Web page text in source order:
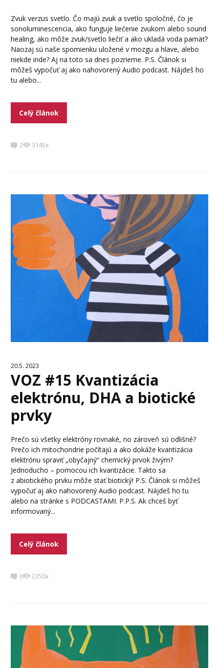
Zvuk verzus svetlo. Čo majú zvuk a svetlo spoločné, čo je
sonoluminescencia, ako funguje liečenie zvukom alebo sound
healing, ako môže zvuk/svetlo liečiť a ako ukladá voda pamäť?
Naozaj sú naše spomienku uložené v mozgu a hlave, alebo
niekde inde? Aj na toto sa dnes pozrieme. P.S. Článok si
môžeš vypočuť aj ako nahovorený Audio podcast. Nájdeš ho
tu alebo...
Celý článok
2 3145x
20.5. 2023
VOZ #15 Kvantizácia
elektrónu, DHA a biotické
prvky
Prečo sú všetky elektróny rovnaké, no zároveň sú odlišné?
Prečo ich mitochondrie počítajú a ako dokáže kvantizácia
elektrónu spraviť „obyčajný“ chemický prvok živým?
Jednoducho – pomocou ich kvantizácie. Takto sa
z abiotického prvku môže stať biotický! P.S. Článok si môžeš
vypočuť aj ako nahovorený Audio podcast. Nájdeš ho tu
alebo na stránke s PODCASTAMI. P.P.S. Ak chceš byť
informovaný...
Celý článok
0 2350x